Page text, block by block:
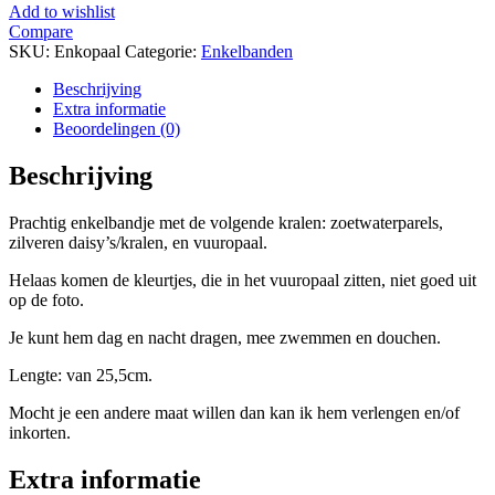
Add to wishlist
Compare
SKU: Enkopaal Categorie: Enkelbanden
Beschrijving
Extra informatie
Beoordelingen (0)
Beschrijving
Prachtig enkelbandje met de volgende kralen: zoetwaterparels,
zilveren daisy’s/kralen, en vuuropaal.
Helaas komen de kleurtjes, die in het vuuropaal zitten, niet goed uit
op de foto.
Je kunt hem dag en nacht dragen, mee zwemmen en douchen.
Lengte: van 25,5cm.
Mocht je een andere maat willen dan kan ik hem verlengen en/of
inkorten.
Extra informatie